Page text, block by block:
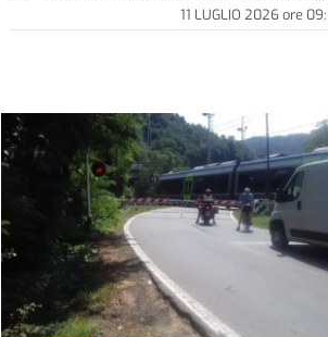
11 LUGLIO 2026ore